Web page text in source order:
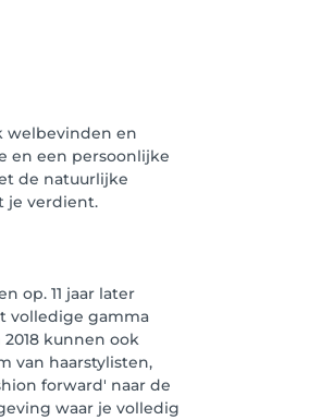
welbevinden en
en een persoonlijke
de natuurlijke
je verdient.
op. 11 jaar later
volledige gamma
kunnen ook
van haarstylisten,
forward' naar de
waar je volledig